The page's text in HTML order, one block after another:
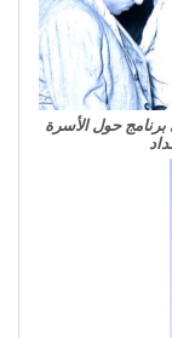
حول الأسرة